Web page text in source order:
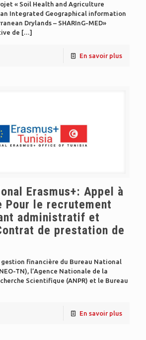
« Soil Health and Agriculture
Integrated Geographical information
Drylands – SHARInG-MED»
de […]
En savoir plus
Erasmus+: Appel à
Pour le recrutement
administratif et
de prestation de
gestion financière du Bureau National
TN), l’Agence Nationale de la
Scientifique (ANPR) et le Bureau
En savoir plus